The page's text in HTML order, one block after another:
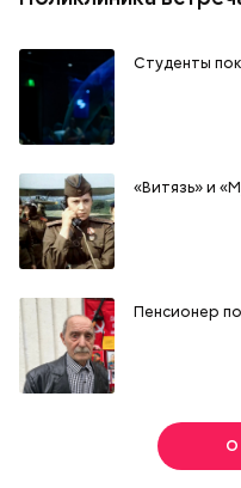
Студенты
«Витязь» и
Пенсионер
О